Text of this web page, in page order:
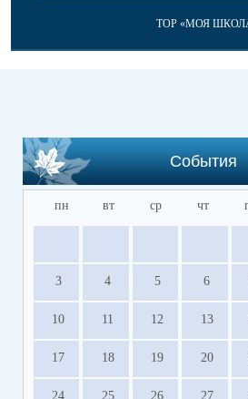
ТОР «МОЯ
События
пн вт ср чт
3 4 5 6
10 11 12 13
17 18 19 20
24 25 26 27